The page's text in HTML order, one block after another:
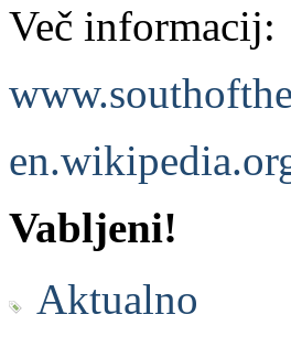
Več informacij:
Vabljeni!
Aktualno